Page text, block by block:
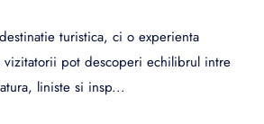
turistica, ci o experienta
pot descoperi echilibrul intre
liniste si insp...